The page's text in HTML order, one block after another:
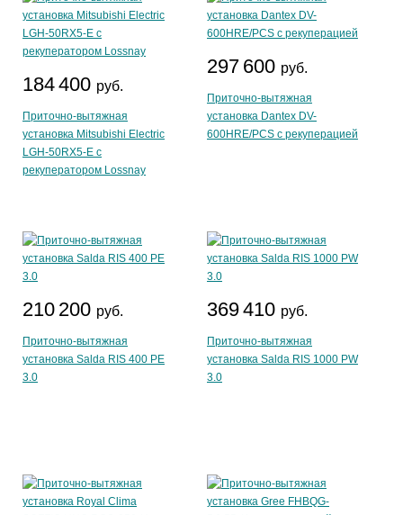
184 400 руб.
Приточно-вытяжная
установка Mitsubishi Electric
LGH-50RX5-E с
рекуператором Lossnay
297 600 руб.
Приточно-вытяжная
установка Dantex DV-
600HRE/PCS с рекуперацией
210 200 руб.
Приточно-вытяжная
установка Salda RIS 400 PE
3.0
369 410 руб.
Приточно-вытяжная
установка Salda RIS 1000 PW
3.0